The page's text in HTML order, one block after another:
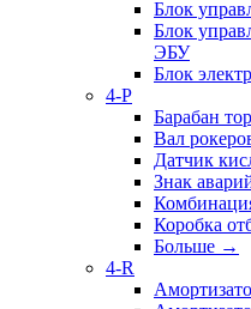
Блок
Блок
ЭБУ
Блок
4-P
Барабан
Вал
Датчик
Знак
Коробка
Больше →
4-R